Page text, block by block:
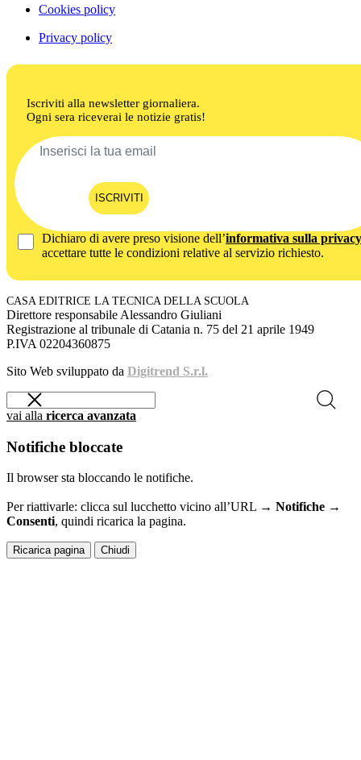
Cookies policy
Privacy policy
Iscriviti alla newsletter giornaliera.
Ogni sera riceverai le notizie gratis!
ISCRIVITI
Dichiaro di avere preso visione dell’informativa sulla privacy
accettare tutte le condizioni relative al servizio richiesto.
CASA EDITRICE LA TECNICA DELLA SCUOLA
Direttore responsabile Alessandro Giuliani
Registrazione al tribunale di Catania n. 75 del 21 aprile 1949
P.IVA 02204360875
Sito Web sviluppato da Digitrend S.r.l.
vai alla ricerca avanzata
Notifiche bloccate
Il browser sta bloccando le notifiche.
Per riattivarle: clicca sul lucchetto vicino all’URL → Notifiche →
Consenti, quindi ricarica la pagina.
Ricarica pagina Chiudi